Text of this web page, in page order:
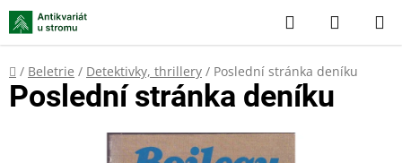
Přejít
na
obsah
Hledat
KOŠÍK
Domů
/ Beletrie / Detektivky, thrillery / Poslední stránka deníku
Poslední stránka deníku